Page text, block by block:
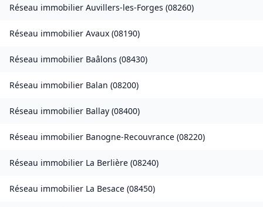
Réseau immobilier Auvillers-les-Forges (08260)
Réseau immobilier Avaux (08190)
Réseau immobilier Baâlons (08430)
Réseau immobilier Balan (08200)
Réseau immobilier Ballay (08400)
Réseau immobilier Banogne-Recouvrance (08220)
Réseau immobilier La Berlière (08240)
Réseau immobilier La Besace (08450)